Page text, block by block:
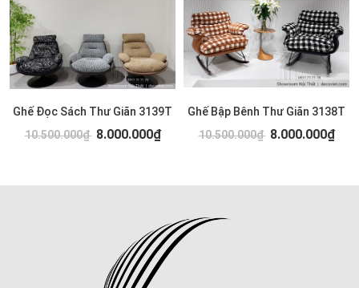
Ghế Đọc Sách Thư Giãn 3139T
10.500.000₫ 8.000.000₫
Ghế Bập Bênh Thư Giãn 3138T
10.500.000₫ 8.000.000₫